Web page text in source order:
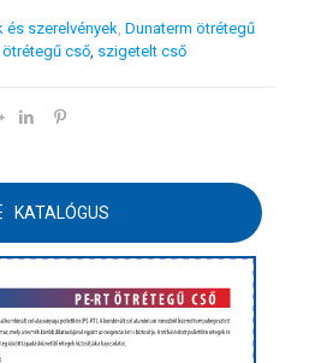
és szerelvények, Dunaterm ötrétegű
ötrétegű cső, szigetelt cső
KATALÓGUS
INFORMÁCIÓK